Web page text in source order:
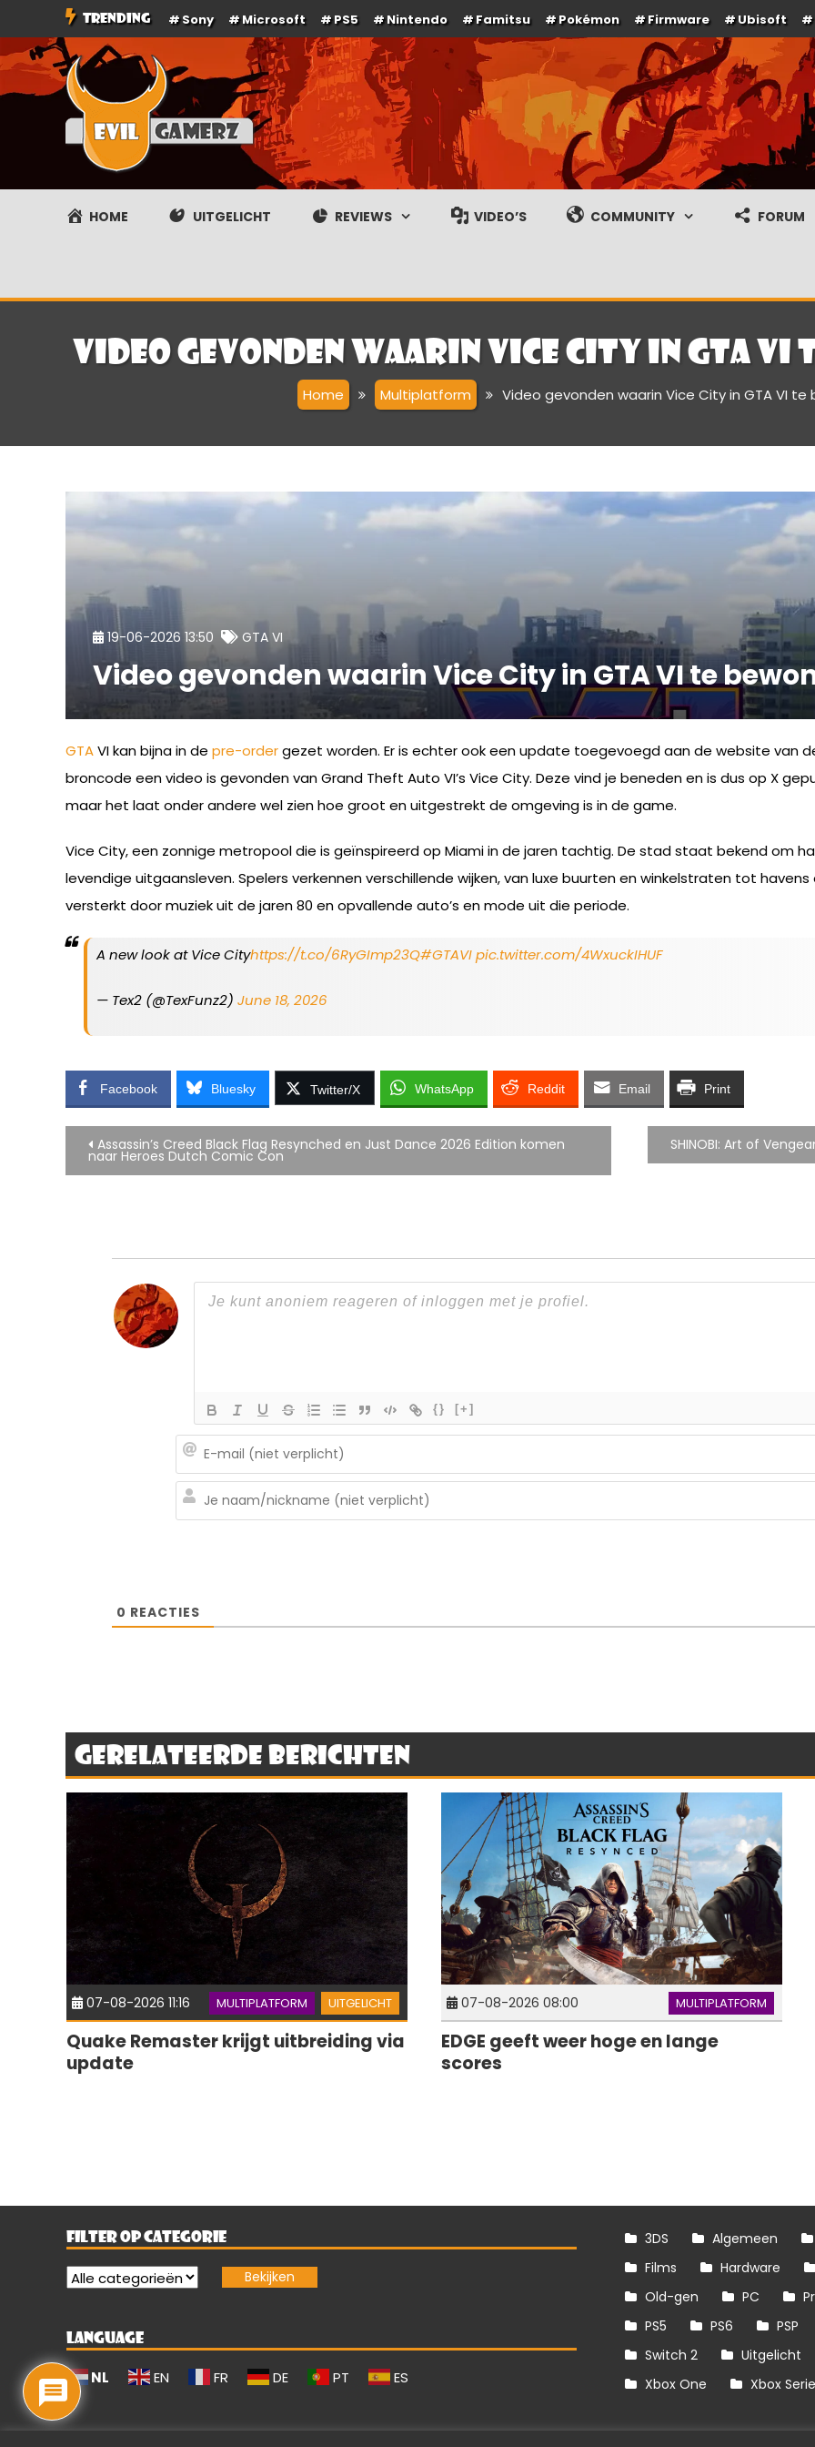
naar
de
TRENDING Sony Microsoft PS5 Nintendo Famitsu Pokémon Firmware Ubisoft
Evilgamerz
Het meest interessante game nieuws, reviews, coverage en gameplay streams
HOME UITGELICHT REVIEWS VIDEO’S COMMUNITY FORUM
Video gevonden waarin Vice City in GTA
Home Multiplatform Video gevonden waarin Vice City in GTA VI
19-06-2026 13:50 GTA VI
Video gevonden waarin Vice City in GTA VI te
GTAVI kan bijna in de pre-ordergezet worden. Er is echter ook een update toegevoegd aan de website van
broncode een video is gevonden van Grand Theft Auto VI’s Vice City. Deze vind je beneden en is dus op X
maar het laat onder andere wel zien hoe groot en uitgestrekt de omgeving is in de game.
Vice City, een zonnige metropool die is geïnspireerd op Miami in de jaren tachtig. De stad staat bekend om
levendige uitgaansleven. Spelers verkennen verschillende wijken, van luxe buurten en winkelstraten tot
versterkt door muziek uit de jaren 80 en opvallende auto’s en mode uit die periode.
A new look at Vice Cityhttps://t.co/6RyGImp23Q#GTAVIpic.twitter.com/4WxuckIHUF
— Tex2 (@TexFunz2) June 18, 2026
Facebook Bluesky Twitter/X WhatsApp Reddit Email Print
Bericht
navigatie
Assassin’s Creed Black Flag Resynched en Just Dance 2026 Edition komen
naar Heroes Dutch Comic Con
SHINOBI: Art of
{} [+]
0 REACTIES
Gerelateerde berichten
07-08-2026 11:16 MULTIPLATFORM UITGELICHT
Quake Remaster krijgt uitbreiding via
update
07-08-2026 08:00 MULTIPLATFORM
EDGE geeft weer hoge en lange
scores
FILTER OP CATEGORIE
LANGUAGE
NL EN FR DE PT ES
3DS Algemeen
Films
Hardware
Old-gen
PC
PS5
PS6 PSP
Switch 2
Uitgelicht
Xbox One
Xbox